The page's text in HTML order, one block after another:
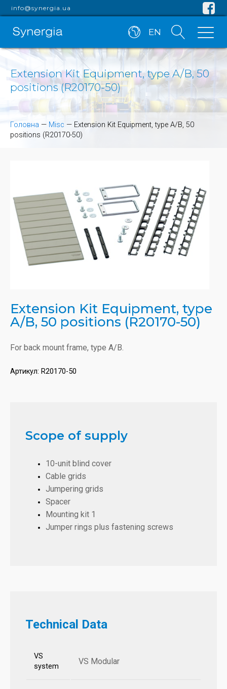
info@synergia.ua
EN
Extension Kit Equipment, type A/B, 50
positions (R20170-50)
Головна — Misc — Extension Kit Equipment, type A/B, 50
positions (R20170-50)
Extension Kit Equipment, type
A/B, 50 positions (R20170-50)
For back mount frame, type A/B.
Артикул: R20170-50
Scope of supply
10-unit blind cover
Cable grids
Jumpering grids
Spacer
Mounting kit 1
Jumper rings plus fastening screws
Technical Data
VS
system
VS Modular